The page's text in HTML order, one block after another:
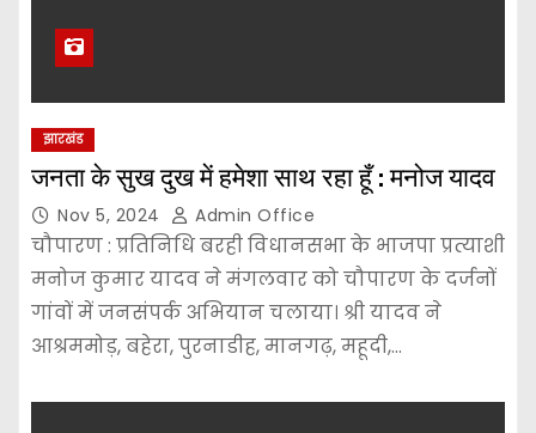
झारखंड
जनता के सुख दुख में हमेशा साथ रहा हूँ : मनोज यादव
Nov 5, 2024 Admin Office
चौपारण : प्रतिनिधि बरही विधानसभा के भाजपा प्रत्याशी
मनोज कुमार यादव ने मंगलवार को चौपारण के दर्जनों
गांवों में जनसंपर्क अभियान चलाया। श्री यादव ने
आश्रममोड़, बहेरा, पुरनाडीह, मानगढ़, महूदी,…